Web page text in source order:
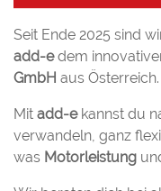
Seit Ende 2025 sind
add-edem
GmbH aus Österreich.
Mit add-ekannst du
verwandeln, ganz
was Motorleistung